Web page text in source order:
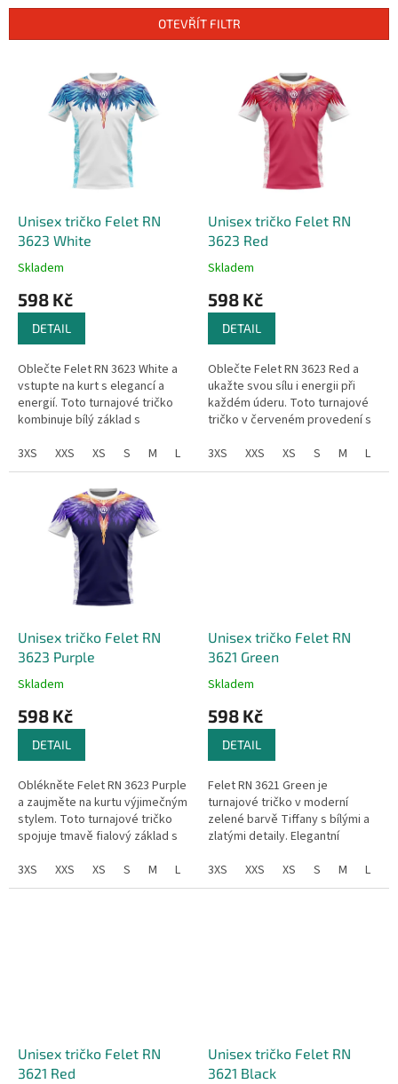
r
OTEVŘÍT FILTR
Unisex tričko Felet RN
3623 White
Skladem
598 Kč
DETAIL
Oblečte Felet RN 3623 White a
vstupte na kurt s elegancí a
energií. Toto turnajové tričko
kombinuje bílý základ s
odstínech modré, tyrkysové a
fialové,...
3XS XXS XS S M L XL 3XL 4XL
Unisex tričko Felet RN
3623 Red
Skladem
598 Kč
DETAIL
Oblečte Felet RN 3623 Red a
ukažte svou sílu i energii při
každém úderu. Toto turnajové
tričko v červeném provedení s
odstínech červené, oranžové
a...
3XS XXS XS S M L
Unisex tričko Felet RN
3623 Purple
Skladem
598 Kč
DETAIL
Oblékněte Felet RN 3623 Purple
a zaujměte na kurtu výjimečným
stylem. Toto turnajové tričko
spojuje tmavě fialový základ s
fialové, modré a zlaté,...
3XS XXS XS S M L XL 3XL 4XL
Unisex tričko Felet RN
3621 Green
Skladem
598 Kč
DETAIL
Felet RN 3621 Green je
turnajové tričko v moderní
zelené barvě Tiffany s bílými a
zlatými detaily. Elegantní
s logem dodávají tričku
prémiový...
3XS XXS XS S M L
Unisex tričko Felet RN
3621 Red
Unisex tričko Felet RN
3621 Black